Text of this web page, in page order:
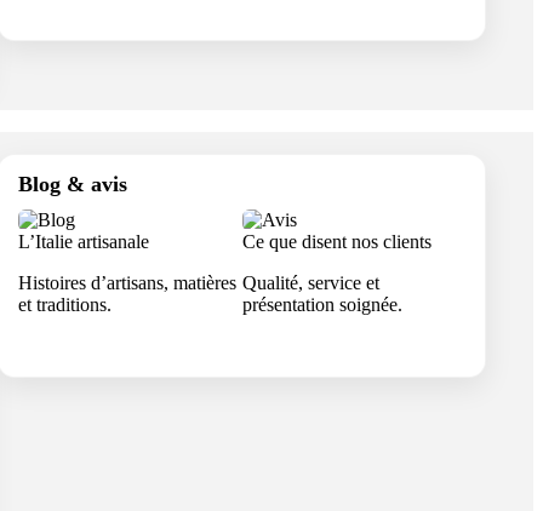
Blog & avis
L’Italie artisanale
Histoires d’artisans, matières
et traditions.
Ce que disent nos clients
Qualité, service et
présentation soignée.